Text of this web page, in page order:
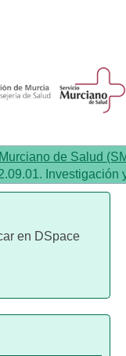
y
María-
de Salud
en DSpace